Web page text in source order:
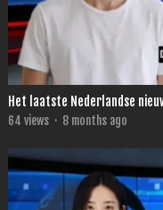
Het laatste Nederlandse
64 views · 8 months ago